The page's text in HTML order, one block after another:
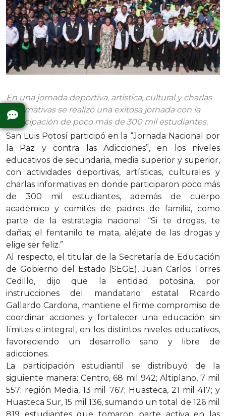
En una jornada deportiva, artística, cultural y charlas
informativas se realizó una exitosa jornada con la
participación de poco más de 300 mil estudiantes.
San Luis Potosí participó en la “Jornada Nacional por
la Paz y contra las Adicciones”, en los niveles
educativos de secundaria, media superior y superior,
con actividades deportivas, artísticas, culturales y
charlas informativas en donde participaron poco más
de 300 mil estudiantes, además de cuerpo
académico y comités de padres de familia, como
parte de la estrategia nacional: “Si te drogas, te
dañas; el fentanilo te mata, aléjate de las drogas y
elige ser feliz.”
Al respecto, el titular de la Secretaría de Educación
de Gobierno del Estado (SEGE), Juan Carlos Torres
Cedillo, dijo que la entidad potosina, por
instrucciones del mandatario estatal Ricardo
Gallardo Cardona, mantiene el firme compromiso de
coordinar acciones y fortalecer una educación sin
límites e integral, en los distintos niveles educativos,
favoreciendo un desarrollo sano y libre de
adicciones.
La participación estudiantil se distribuyó de la
siguiente manera: Centro, 68 mil 942; Altiplano, 7 mil
557; región Media, 13 mil 767; Huasteca, 21 mil 417; y
Huasteca Sur, 15 mil 136, sumando un total de 126 mil